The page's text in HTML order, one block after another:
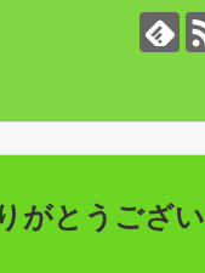
がとうござ